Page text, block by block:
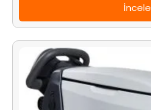
İncele